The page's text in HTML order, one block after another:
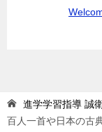
進学学習指導 誠
百人一首や日本の古